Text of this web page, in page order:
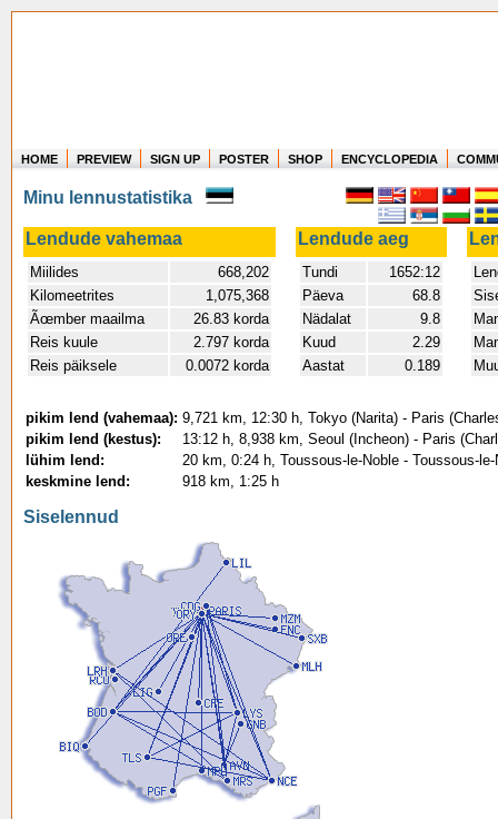
Where in the world have you flown?
How long have you been in the air?
Create your own FlightMemory and see!
HOME PREVIEW SIGN UP POSTER SHOP ENCYCLOPEDIA
Minu lennustatistika
Lendude vahemaa Lendude aeg
Miilides
668,202
Kilomeetrites
1,075,368
Ãœmber maailma
26.83 korda
Reis kuule
2.797 korda
Reis päiksele
0.0072 korda
Tundi
1652:12
Päeva
68.8
Nädalat
9.8
Kuud
2.29
Aastat
0.189
pikim lend (vahemaa): 9,721 km, 12:30 h, Tokyo (Narita) - Paris
pikim lend (kestus):
13:12 h, 8,938 km, Seoul (Incheon) - Paris
lühim lend:
20 km, 0:24 h, Toussous-le-Noble - Toussous-
keskmine lend:
918 km, 1:25 h
Siselennud